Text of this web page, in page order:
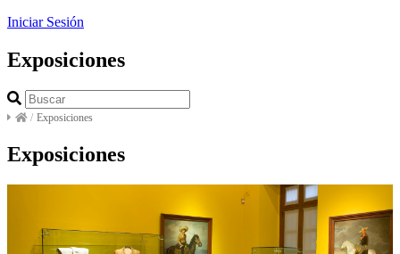
Iniciar Sesión
Exposiciones
/ Exposiciones
Exposiciones